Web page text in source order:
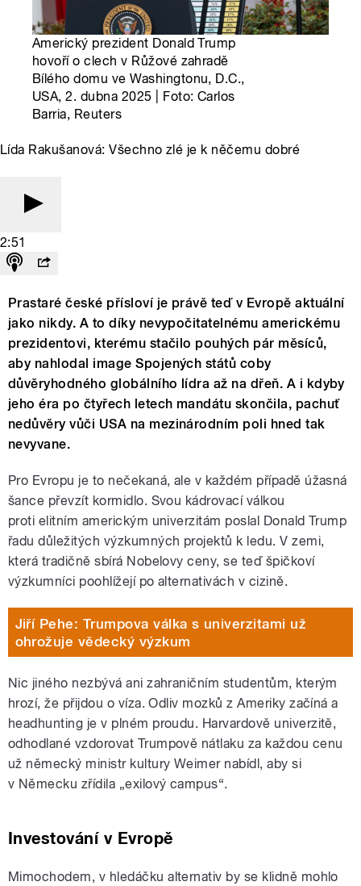
Americký prezident Donald Trump
hovoří o clech v Růžové zahradě
Bílého domu ve Washingtonu, D.C.,
USA, 2. dubna 2025 | Foto: Carlos
Barria, Reuters
Lída Rakušanová: Všechno zlé je k něčemu dobré
2:51
Prastaré české přísloví je právě teď v Evropě aktuální
jako nikdy. A to díky nevypočitatelnému americkému
prezidentovi, kterému stačilo pouhých pár měsíců,
aby nahlodal image Spojených států coby
důvěryhodného globálního lídra až na dřeň. A i kdyby
jeho éra po čtyřech letech mandátu skončila, pachuť
nedůvěry vůči USA na mezinárodním poli hned tak
nevyvane.
Pro Evropu je to nečekaná, ale v každém případě úžasná
šance převzít kormidlo. Svou kádrovací válkou
proti elitním americkým univerzitám poslal Donald Trump
řadu důležitých výzkumných projektů k ledu. V zemi,
která tradičně sbírá Nobelovy ceny, se teď špičkoví
výzkumníci poohlížejí po alternativách v cizině.
Jiří Pehe: Trumpova válka s univerzitami už
ohrožuje vědecký výzkum
Nic jiného nezbývá ani zahraničním studentům, kterým
hrozí, že přijdou o víza. Odliv mozků z Ameriky začíná a
headhunting je v plném proudu. Harvardově univerzitě,
odhodlané vzdorovat Trumpově nátlaku za každou cenu
už německý ministr kultury Weimer nabídl, aby si
v Německu zřídila „exilový campus“.
Investování v Evropě
Mimochodem, v hledáčku alternativ by se klidně mohlo